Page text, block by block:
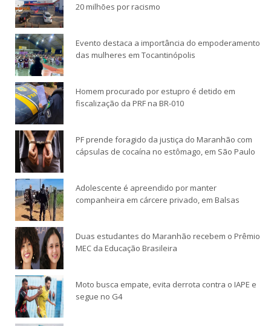
20 milhões por racismo
Evento destaca a importância do empoderamento
das mulheres em Tocantinópolis
Homem procurado por estupro é detido em
fiscalização da PRF na BR-010
PF prende foragido da justiça do Maranhão com
cápsulas de cocaína no estômago, em São Paulo
Adolescente é apreendido por manter
companheira em cárcere privado, em Balsas
Duas estudantes do Maranhão recebem o Prêmio
MEC da Educação Brasileira
Moto busca empate, evita derrota contra o IAPE e
segue no G4